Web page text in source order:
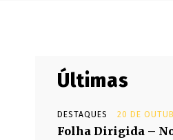
Últimas
DESTAQUES 20 DE
Folha Dirigida –